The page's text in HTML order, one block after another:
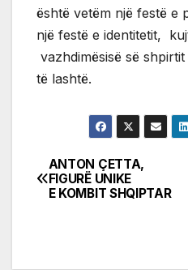
është vetëm një festë e
një festë e identitetit,
vazhdimësisë së
të lashtë.
Post
navigation
ANTON ÇETTA,
FIGURË UNIKE
E KOMBIT SHQIPTAR